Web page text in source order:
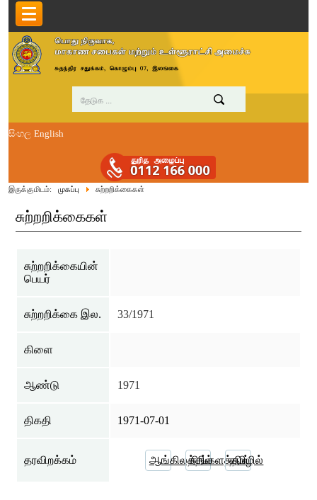
සිංහල English
இருக்குமிடம்: முகப்பு சுற்றறிக்கைகள்
சுற்றறிக்கைகள்
சுற்றறிக்கையின்
பெயர்
சுற்றறிக்கை இல. 33/1971
கிளை
ஆண்டு 1971
திகதி 1971-07-01
தரவிறக்கம் ஆங்கிலத்தில்சிங்களத்தில்
தமிழில்